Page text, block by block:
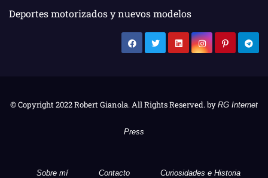
Deportes motorizados y nuevos modelos
© Copyright 2022 Robert Gianola. All Rights Reserved. by RG Internet
Press
Sobre mí Contacto Curiosidades e Historia